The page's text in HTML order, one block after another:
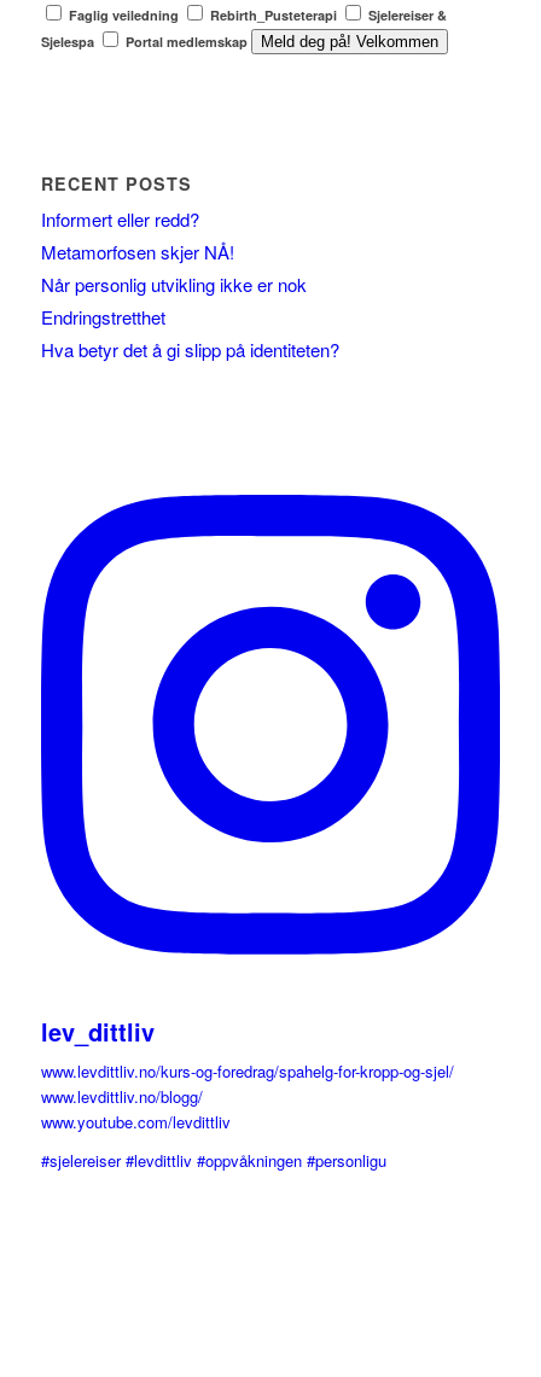
Faglig veiledning
Rebirth_Pusteterapi
Sjelereiser &
Sjelespa
Portal medlemskap Meld deg på! Velkommen
RECENT POSTS
Informert eller redd?
Metamorfosen skjer NÅ!
Når personlig utvikling ikke er nok
Endringstretthet
Hva betyr det å gi slipp på identiteten?
lev_dittliv
www.levdittliv.no/kurs-og-foredrag/spahelg-for-kropp-og-sjel/
www.levdittliv.no/blogg/
www.youtube.com/levdittliv
#sjelereiser #levdittliv #oppvåkningen #personligu